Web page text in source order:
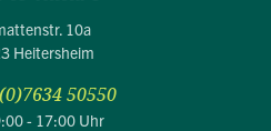
10a
Heitersheim
50550
- 17:00 Uhr